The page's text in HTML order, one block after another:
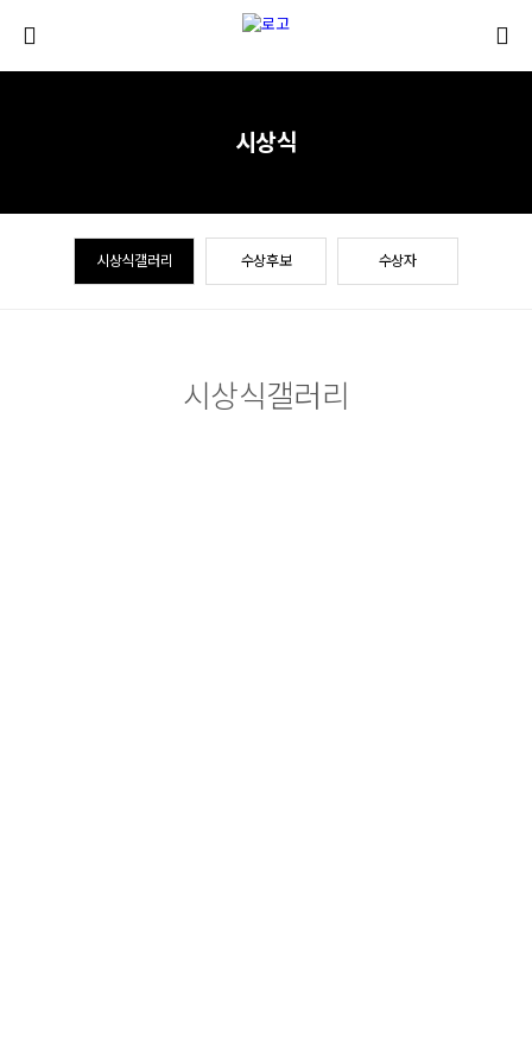
시상식갤러리 수상후보 수상자
시상식
시상식갤러리